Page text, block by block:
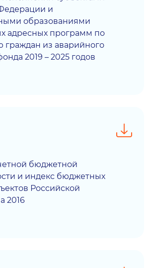
и
образованиями
адресных программ по
граждан из аварийного
2019 – 2025 годов
бюджетной
и индекс бюджетных
Российской
2016